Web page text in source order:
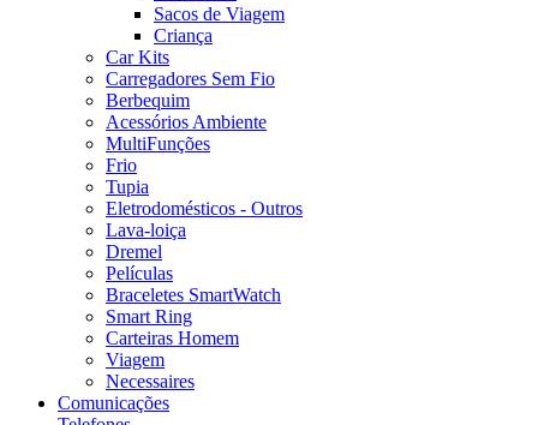
Sacos de Viagem
Criança
Car Kits
Carregadores Sem Fio
Berbequim
Acessórios Ambiente
MultiFunções
Frio
Tupia
Eletrodomésticos - Outros
Lava-loiça
Dremel
Películas
Braceletes SmartWatch
Smart Ring
Carteiras Homem
Viagem
Necessaires
Comunicações